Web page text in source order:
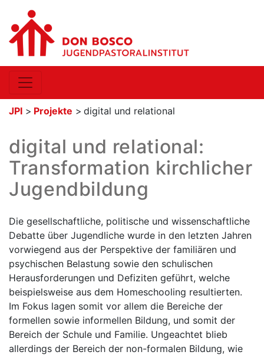
JPI > Projekte > digital und relational
digital und relational:
Transformation kirchlicher
Jugendbildung
Die gesellschaftliche, politische und wissenschaftliche
Debatte über Jugendliche wurde in den letzten Jahren
vorwiegend aus der Perspektive der familiären und
psychischen Belastung sowie den schulischen
Herausforderungen und Defiziten geführt, welche
beispielsweise aus dem Homeschooling resultierten.
Im Fokus lagen somit vor allem die Bereiche der
formellen sowie informellen Bildung, und somit der
Bereich der Schule und Familie. Ungeachtet blieb
allerdings der Bereich der non-formalen Bildung, wie